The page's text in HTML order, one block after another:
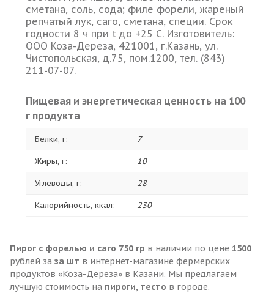
сметана, соль, сода; филе форели, жареный
репчатый лук, саго, сметана, специи. Срок
годности 8 ч при t до +25 С. Изготовитель:
ООО Коза-Дереза, 421001, г.Казань, ул.
Чистопольская, д.75, пом.1200, тел. (843)
211-07-07.
Пищевая и энергетическая ценность на 100
г продукта
Белки, г: 7
Жиры, г: 10
Углеводы, г: 28
Калорийность, ккал: 230
Пирог с форелью и саго 750 гр в наличии по цене 1500
рублей за за шт в интернет-магазине фермерских
продуктов «Коза-Дереза» в Казани. Мы предлагаем
лучшую стоимость на пироги, тесто в городе.